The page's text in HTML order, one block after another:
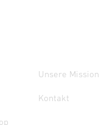
Unsere Mission
Kontakt